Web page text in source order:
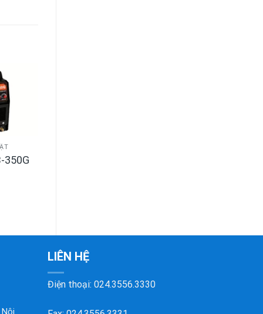
350G
LIÊN HỆ
Điện thoại: 024.3556.3330